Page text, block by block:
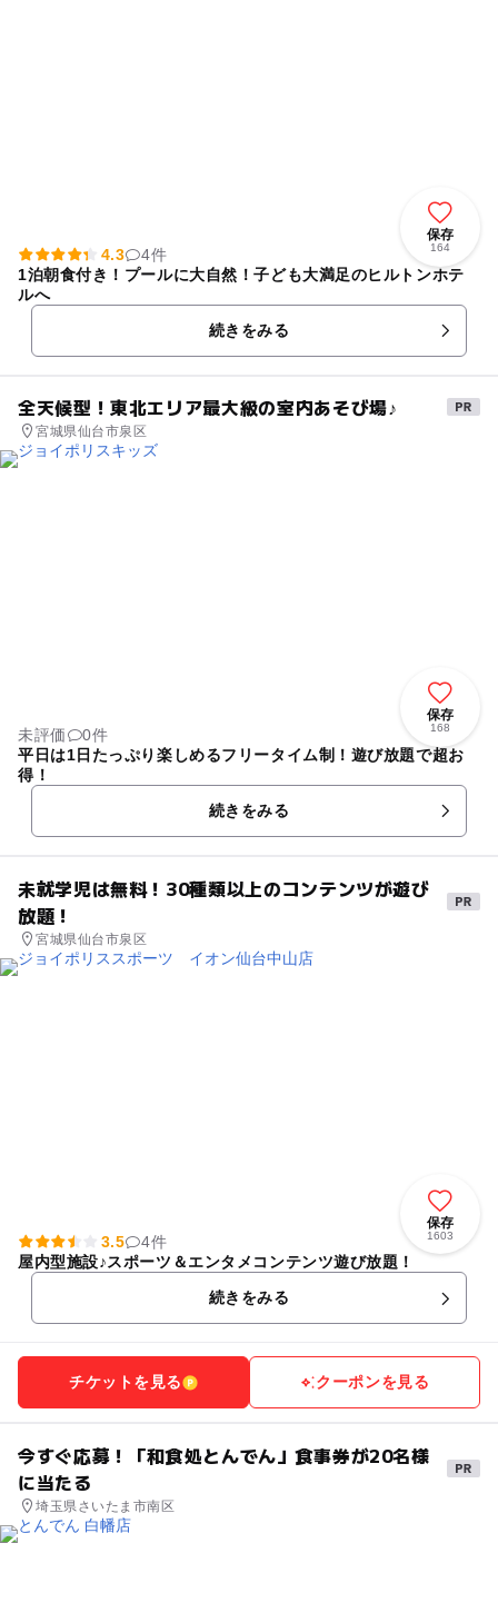
保存
164
4.3
4件
1泊朝食付き！プールに大自然！子ども大満足のヒルトンホテ
ルへ
続きをみる
全天候型！東北エリア最大級の室内あそび場♪
宮城県仙台市泉区
保存
168
未評価
0件
平日は1日たっぷり楽しめるフリータイム制！遊び放題で超お
得！
続きをみる
未就学児は無料！30種類以上のコンテンツが遊び
放題！
宮城県仙台市泉区
保存
1603
3.5
4件
屋内型施設♪スポーツ＆エンタメコンテンツ遊び放題！
続きをみる
チケットを見る クーポンを見る
今すぐ応募！「和食処とんでん」食事券が20名様
に当たる
埼玉県さいたま市南区